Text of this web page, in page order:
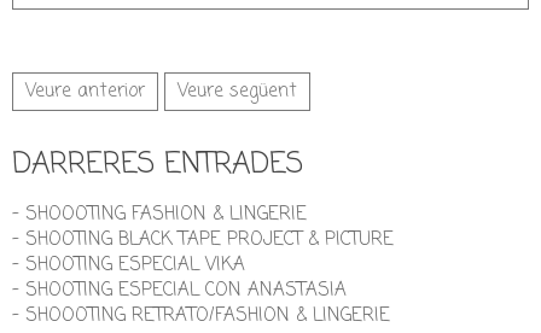
Veure anterior Veure següent
DARRERES ENTRADES
- SHOOOTING FASHION & LINGERIE
- SHOOTING BLACK TAPE PROJECT & PICTURE
- SHOOTING ESPECIAL VIKA
- SHOOTING ESPECIAL CON ANASTASIA
- SHOOOTING RETRATO/FASHION & LINGERIE